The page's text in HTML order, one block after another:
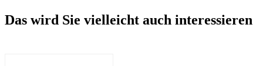
Das wird Sie vielleicht auch interessieren